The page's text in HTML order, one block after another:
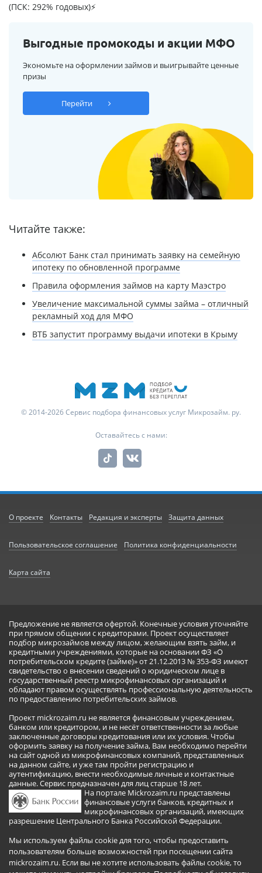
(ПСК: 292% годовых)⚡
Выгодные промокоды и акции МФО
Экономьте на оформлении займов и выигрывайте ценные
призы
Перейти
Читайте также:
Абсолют Банк стал принимать заявку на семейную
ипотеку по обновленной программе
Правила оформления займов на карту Маэстро
Увеличение максимальной суммы займа – отличный
рекламный ход для МФО
ВТБ запустит программу выдачи ипотеки в Крыму
© 2014-2026 Сервис подбора финансовых услуг Микрозайм. ру.
Оставайтесь с нами:
О проекте Контакты Редакция и эксперты Защита данных
Пользовательское соглашение Политика конфиденциальности
Карта сайта
Предложение не является офертой. Конечные условия уточняйте
при прямом общении с кредиторами. Проект осуществляет
подбор микрозаймов между лицом, желающим взять займ, и
кредитными учреждениями, которые на основании ФЗ «О
потребительском кредите (займе)» от 21.12.2013 № 353-ФЗ имеют
свидетельство о внесении сведений о юридическом лице в
государственный реестр микрофинансовых организаций и
обладают правом осуществлять профессиональную деятельность
по предоставлению потребительских займов.
Проект mickrozaim.ru не является финансовым учреждением,
банком или кредитором, и не несёт ответственности за любые
заключенные договоры кредитования или их условия. Чтобы
оформить заявку на получение займа, Вам необходимо перейти
на сайт одной из микрофинансовых компаний, представленных
на данном сайте, и уже там пройти регистрацию и
аутентификацию, внести необходимые личные и контактные
данные. Сервис предназначен для лиц старше 18 лет.
На портале Mickrozaim.ru представлены
финансовые услуги банков, кредитных и
микрофинансовых организаций, имеющих
разрешение Центрального Банка Российской Федерации.
Мы используем файлы cookie для того, чтобы предоставить
пользователям больше возможностей при посещении сайта
mickrozaim.ru. Если вы не хотите использовать файлы cookie, то